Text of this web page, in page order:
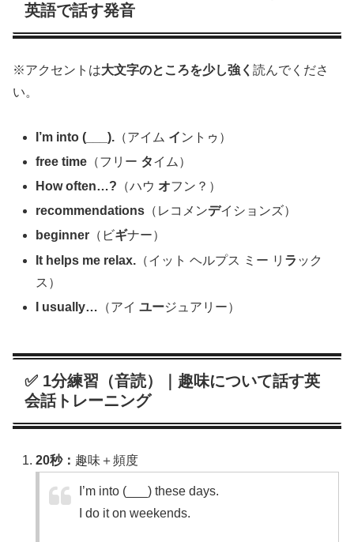
英語で話す発音
※アクセントは大文字のところを少し強く 読んでくださ
い。
I’m into (___). （アイム イ ントゥ）
free time （フリー タイム）
How often…? （ハウ オフン？）
recommendations （レコメンデイションズ）
beginner （ビギナー）
It helps me relax. （イット ヘルプス ミー リ ラ ック
ス）
I usually… （アイユージュアリー）
✅ 1分練習（音読）｜趣味について話す英
会話トレーニング
20秒： 趣味＋頻度
I’m into (___) these days.
I do it on weekends.